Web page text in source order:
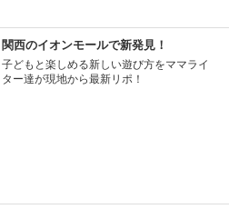
関西のイオンモールで新発見！
子どもと楽しめる新しい遊び方をママライ
ター達が現地から最新リポ！